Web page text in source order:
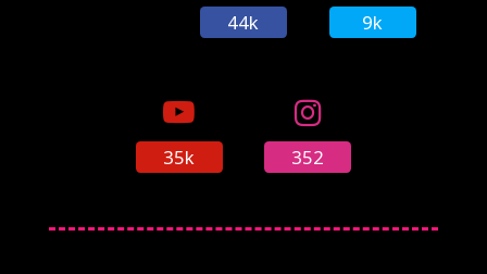
44k 9k
35k 352